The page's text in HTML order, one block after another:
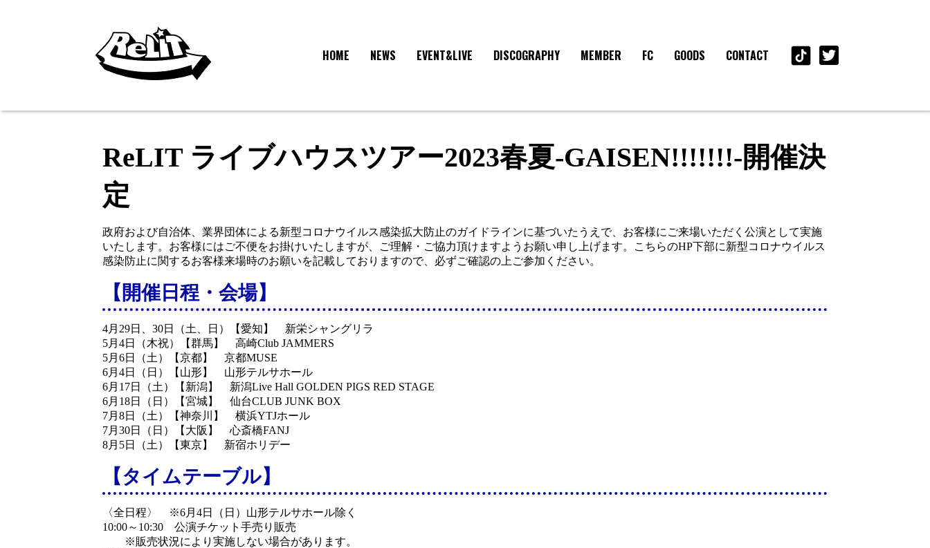
HOME NEWS EVENT&LIVE DISCOGRAPHY MEMBER FC GOODS CONTACT
ReLIT ライブハウスツアー2023春夏-GAISEN!!!!!!!-開催決
定
政府および自治体、業界団体による新型コロナウイルス感染拡大防止のガイドラインに基づいたうえで、お客様にご来場いただく公演として実施
いたします。お客様にはご不便をお掛けいたしますが、ご理解・ご協力頂けますようお願い申し上げます。こちらのHP下部に新型コロナウイルス
感染防止に関するお客様来場時のお願いを記載しておりますので、必ずご確認の上ご参加ください。
【開催日程・会場】
4月29日、30日（土、日）【愛知】 新栄シャングリラ
5月4日（木祝）【群馬】 高崎Club JAMMERS
5月6日（土）【京都】 京都MUSE
6月4日（日）【山形】 山形テルサホール
6月17日（土）【新潟】 新潟Live Hall GOLDEN PIGS RED STAGE
6月18日（日）【宮城】 仙台CLUB JUNK BOX
7月8日（土）【神奈川】 横浜YTJホール
7月30日（日）【大阪】 心斎橋FANJ
8月5日（土）【東京】 新宿ホリデー
【タイムテーブル】
〈全日程〉 ※6月4日（日）山形テルサホール除く
10:00～10:30 公演チケット手売り販売
※販売状況により実施しない場合があります。